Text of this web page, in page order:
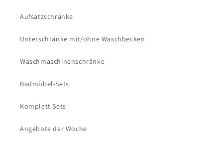
Aufsatzschränke
Unterschränke mit/ohne Waschbecken
Waschmaschinenschränke
Badmöbel-Sets
Komplett Sets
Angebote der Woche